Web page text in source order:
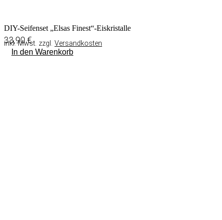
DIY-Seifenset „Elsas Finest“-Eiskristalle
33,90€
inkl. Mwst. zzgl. Versandkosten
In den Warenkorb